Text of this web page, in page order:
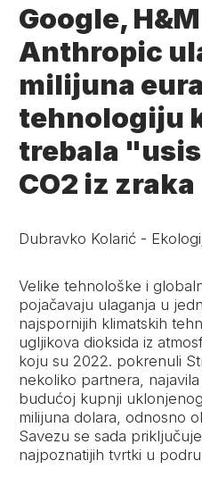
Google,
Anthropic
milijuna
tehnologiju
trebala
CO2 iz zraka
Dubravko Kolarić -
Velike tehnološke i
pojačavaju ulaganja u
najspornijih klimatskih
ugljikova dioksida iz
koju su 2022. pokrenuli
nekoliko partnera,
budućoj kupnji
milijuna dolara, odnosno
Savezu se sada
najpoznatijih tvrtki u